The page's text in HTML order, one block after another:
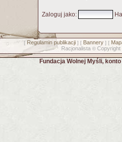
Zaloguj jako:
[ Regulamin publikacji] [ Bannery] [
Racjonalista © Copyright
Fundacja Wolnej Myśli,